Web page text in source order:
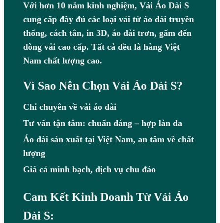
Với hơn 10 năm kinh nghiệm, Vải Áo Dài S
cung cấp đầy đủ các loại vải từ áo dài truyền
thống, cách tân, in 3D, áo dài trơn, gấm đến
dòng vải cao cấp. Tất cả đều là hàng Việt
Nam chất lượng cao.
Vì Sao Nên Chọn Vải Áo Dài S?
Chỉ chuyên về vải áo dài
Tư vấn tận tâm: chuẩn dáng – hợp làn da
Áo dài sản xuất tại Việt Nam, an tâm về chất
lượng
Giá cả minh bạch, dịch vụ chu đáo
Cam Kết Kinh Doanh Từ Vải Áo
Dài S: